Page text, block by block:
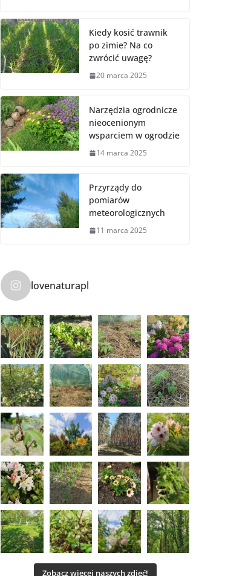
Kiedy kosić trawnik
po zimie? Na co
zwrócić uwagę?
20 marca 2025
Narzędzia ogrodnicze
nieocenionym
wsparciem w ogrodzie
14 marca 2025
Przyrządy do
pomiarów
meteorologicznych
11 marca 2025
lovenaturapl
Zobacz więcej naszych zdjęć!